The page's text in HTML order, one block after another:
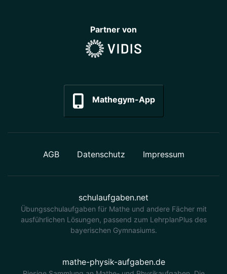
Partner von
Mathegym-App
AGB Datenschutz Impressum
schulaufgaben.net
Übungsschulaufgaben für Mathe und andere Fächer mit
ausführlichen Lösungen, passend zum LehrplanPlus des
bayerischen Gymnasiums.
mathe-physik-aufgaben.de